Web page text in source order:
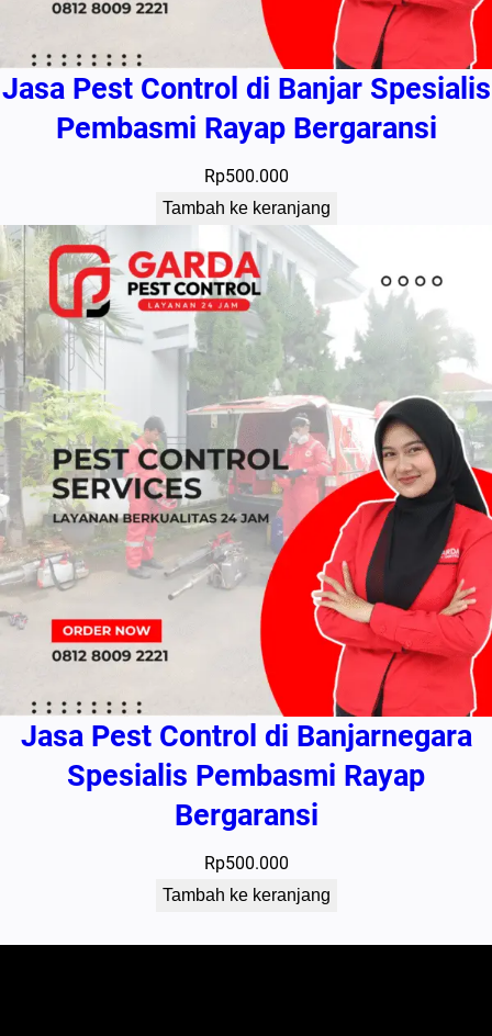
Jasa Pest Control di Banjar Spesialis
Pembasmi Rayap Bergaransi
Rp500.000
Tambah ke keranjang
Jasa Pest Control di Banjarnegara
Spesialis Pembasmi Rayap
Bergaransi
Rp500.000
Tambah ke keranjang